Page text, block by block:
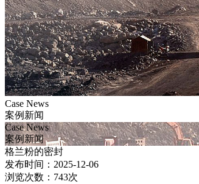
Case News
案例新闻
Case News
案例新闻
格兰粉的密封
发布时间：2025-12-06
浏览次数：743次